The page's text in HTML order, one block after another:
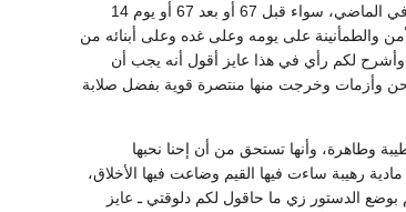
أنا بأعتبر بناء الدولة خدمة للمعركة وتدعيم للمعركة. لما نيجي نتكلم عن بناء الدولة، لابد نأخذ في حسابنا كل ما وقع في الماضي، سواء قبل 67 أو بعد 67 أو يوم 14
والطمأنينة على يومه وعلى غده وعلى أبنائه من
وأشرح لكم رأي في هذا عايز أقول أنه يجب أن
عندنا تجربة بقالها 19 سنة ثورة 23 يوليه ومرت بتجارب ومحن وأزمات وخرجت منها منتصرة قوية بفضل صلابة
طيبة وطاهرة، وأنها تستحق من أن إحنا نحبها
رهيبة ساءت فيها القيم وضاعت فيها الأخلاق،
بوضع الدستور زي ما حاقول لكم دلوقتي ـ عايز